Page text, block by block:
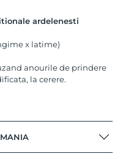
ardelenesti
x latime)
anourile de prindere
la cerere.